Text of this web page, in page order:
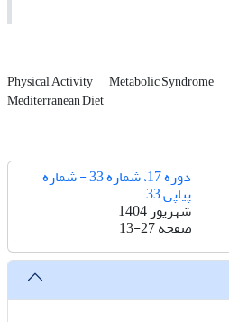
Physical Activity Metabolic Syndrome
Mediterranean Diet
دوره 17، شماره 33 - شماره
پیاپی 33
شهریور 1404
صفحه13-27